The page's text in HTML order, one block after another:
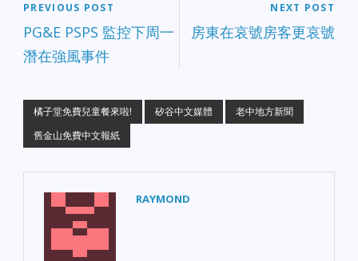
PREVIOUS POST
PG&E PSPS 監控下周一
潛在強風事件
NEXT POST
房東在哀號房客更哀號
橘子堂免費兒童餐來啦! 矽谷中文媒體
老中地方新聞
舊金山免費中文報紙
RAYMOND